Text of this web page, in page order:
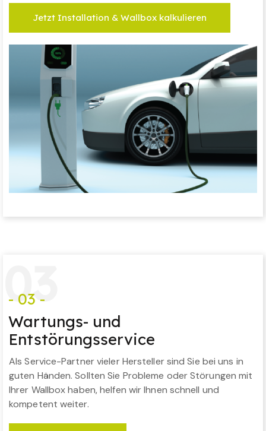
Jetzt Installation & Wallbox kalkulieren
03
- 03 -
Wartungs- und
Entstörungsservice
Als Service-Partner vieler Hersteller sind Sie bei uns in
guten Händen. Sollten Sie Probleme oder Störungen mit
Ihrer Wallbox haben, helfen wir Ihnen schnell und
kompetent weiter.